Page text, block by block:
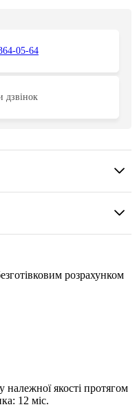
05-64
дзвінок
розрахунком
якості протягом
12 міс.